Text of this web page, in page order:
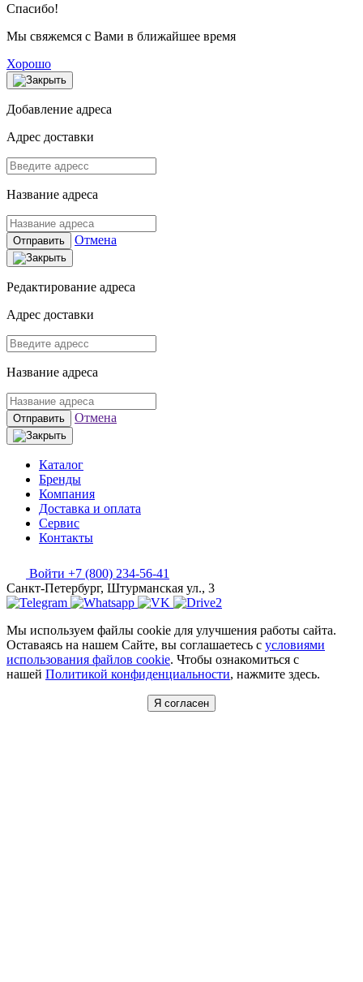
Спасибо!
Мы свяжемся с Вами в ближайшее время
Хорошо
Добавление адреса
Адрес доставки
Название адреса
Отправить Отмена
Редактирование адреса
Адрес доставки
Название адреса
Отправить Отмена
Каталог
Бренды
Компания
Доставка и оплата
Сервис
Контакты
Войти +7 (800) 234-56-41
Санкт-Петербург, Штурманская ул., 3
Мы используем файлы cookie для улучшения работы сайта.
Оставаясь на нашем Сайте, вы соглашаетесь с условиями
использования файлов cookie. Чтобы ознакомиться с
нашей Политикой конфиденциальности, нажмите здесь.
Я согласен